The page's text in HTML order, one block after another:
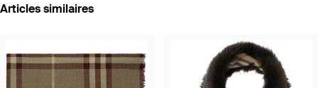
Articles similaires